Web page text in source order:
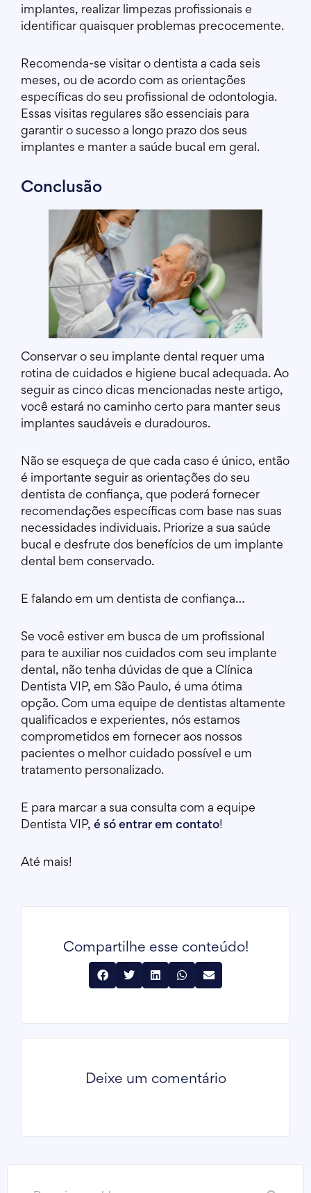
implantes, realizar limpezas profissionais e
identificar quaisquer problemas precocemente.
Recomenda-se visitar o dentista a cada seis
meses, ou de acordo com as orientações
específicas do seu profissional de odontologia.
Essas visitas regulares são essenciais para
garantir o sucesso a longo prazo dos seus
implantes e manter a saúde bucal em geral.
Conclusão
Conservar o seu implante dental requer uma
rotina de cuidados e higiene bucal adequada. Ao
seguir as cinco dicas mencionadas neste artigo,
você estará no caminho certo para manter seus
implantes saudáveis e duradouros.
Não se esqueça de que cada caso é único, então
é importante seguir as orientações do seu
dentista de confiança, que poderá fornecer
recomendações específicas com base nas suas
necessidades individuais. Priorize a sua saúde
bucal e desfrute dos benefícios de um implante
dental bem conservado.
E falando em um dentista de confiança…
Se você estiver em busca de um profissional
para te auxiliar nos cuidados com seu implante
dental, não tenha dúvidas de que a Clínica
Dentista VIP, em São Paulo, é uma ótima
opção. Com uma equipe de dentistas altamente
qualificados e experientes, nós estamos
comprometidos em fornecer aos nossos
pacientes o melhor cuidado possível e um
tratamento personalizado.
E para marcar a sua consulta com a equipe
Dentista VIP, é só entrar em contato!
Até mais!
Compartilhe esse conteúdo!
Deixe um comentário